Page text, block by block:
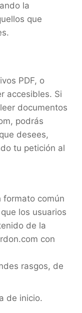
la
que
PDF, o
accesibles. Si
documentos
podrás
desees,
tu petición al
formato común
los usuarios
de la
con
rasgos, de
de inicio.